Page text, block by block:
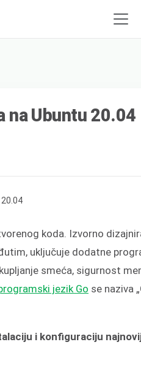
na Ubuntu 20.04
koda. Izvorno
uključuje dodatne
smeća, sigurnost
jezik Go se naziva
i konfiguraciju